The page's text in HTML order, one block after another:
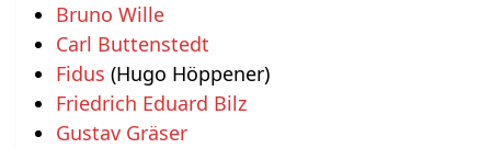
Bruno Wille
Carl Buttenstedt
Fidus (Hugo Höppener)
Friedrich Eduard Bilz
Gustav Gräser